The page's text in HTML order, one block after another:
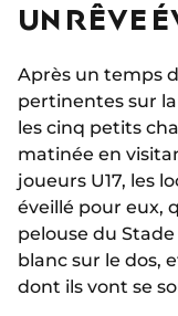
UN RÊVE
Après un temps
pertinentes sur
les cinq petits
matinée en
joueurs U17, les
éveillé pour eux,
pelouse du
blanc sur le dos,
dont ils vont se